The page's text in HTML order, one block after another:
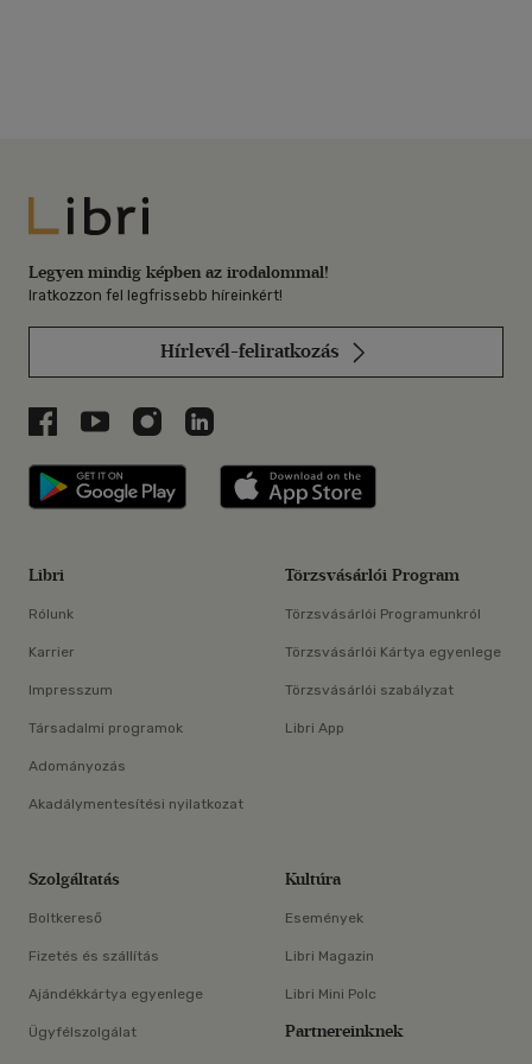
Libri
Legyen mindig képben az irodalommal!
Iratkozzon fel legfrissebb híreinkért!
Hírlevél-feliratkozás
Libri a Facebookon
Libri a Youtube-on
Libri az Instagramon
Libri a LinkedInen
Libri applikáció Szerezd meg: Google
Libri
Rólunk
Karrier
Impresszum
Társadalmi programok
Adományozás
Akadálymentesítési nyilatkozat
Törzsvásárlói Program
Törzsvásárlói Programunkról
Törzsvásárlói Kártya egyenlege
Törzsvásárlói szabályzat
Libri App
Szolgáltatás
Boltkereső
Fizetés és szállítás
Ajándékkártya egyenlege
Ügyfélszolgálat
Kultúra
Események
Libri Magazin
Libri Mini Polc
Partnereinknek